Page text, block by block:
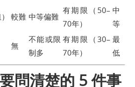
較難 中等偏難
有期限（50–
70年）
中
等
無
不能或限
制多
有期限（30–
70年）
最
低
問清楚的 5 件事